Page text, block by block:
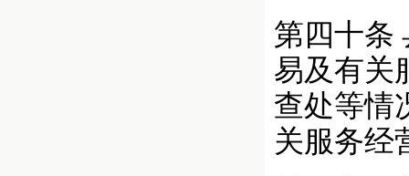
第四十条
易及有关
查处等情
关服务经